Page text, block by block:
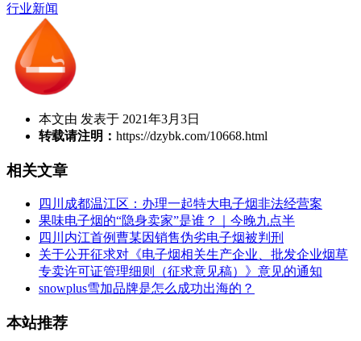
行业新闻
本文由 发表于 2021年3月3日
转载请注明： https://dzybk.com/10668.html
相关文章
四川成都温江区：办理一起特大电子烟非法经营案
果味电子烟的“隐身卖家”是谁？｜今晚九点半
四川内江首例曹某因销售伪劣电子烟被判刑
关于公开征求对《电子烟相关生产企业、批发企业烟草
专卖许可证管理细则（征求意见稿）》意见的通知
snowplus雪加品牌是怎么成功出海的？
本站推荐